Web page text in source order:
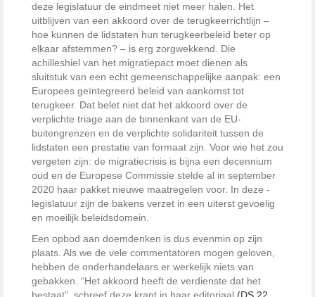
deze legislatuur de eindmeet niet meer halen. Het
uitblijven van een akkoord over de terugkeerrichtlijn –
hoe kunnen de lidstaten hun terugkeerbeleid beter op
elkaar afstemmen? – is erg zorgwekkend. Die
achilleshiel van het migratiepact moet dienen als
sluitstuk van een echt gemeenschappelijke aanpak: een
Europees geïntegreerd beleid van aankomst tot
terugkeer. Dat belet niet dat het akkoord over de
verplichte triage aan de binnenkant van de EU-
buitengrenzen en de verplichte solidariteit tussen de
lidstaten een prestatie van formaat zijn. Voor wie het zou
vergeten zijn: de migratiecrisis is bijna een decennium
oud en de Europese Commissie stelde al in september
2020 haar pakket nieuwe maatregelen voor. In deze ­
legislatuur zijn de bakens verzet in een uiterst gevoelig
en moeilijk beleidsdomein.
Een opbod aan doemdenken is dus evenmin op zijn
plaats. Als we de vele commentatoren mogen geloven,
hebben de onderhandelaars er werkelijk niets van
gebakken. “Het akkoord heeft de verdienste dat het